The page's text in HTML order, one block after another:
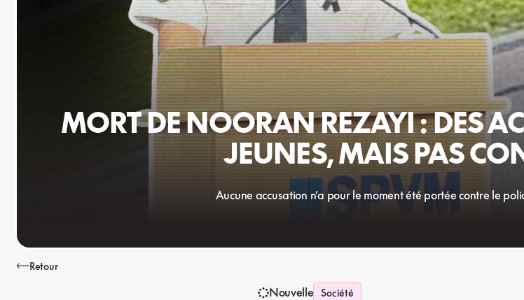
MORT DE NOORAN REZAYI : DES
JEUNES, MAIS PAS
Aucune accusation n’a pour le moment été portée contre le
Retour
Nouvelle Société